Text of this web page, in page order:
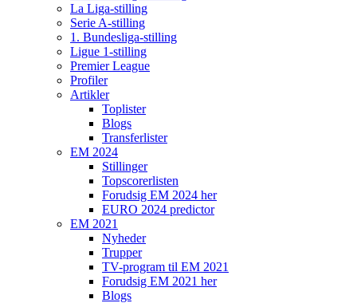
La Liga-stilling
Serie A-stilling
1. Bundesliga-stilling
Ligue 1-stilling
Premier League
Profiler
Artikler
Toplister
Blogs
Transferlister
EM 2024
Stillinger
Topscorerlisten
Forudsig EM 2024 her
EURO 2024 predictor
EM 2021
Nyheder
Trupper
TV-program til EM 2021
Forudsig EM 2021 her
Blogs